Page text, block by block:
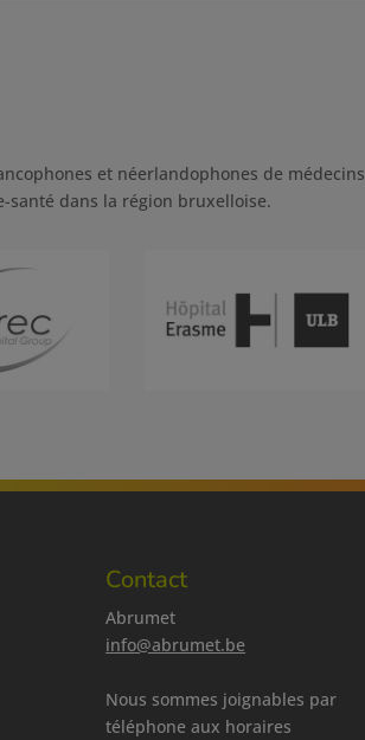
et néerlandophones de médecins
santé dans la région bruxelloise.
Contact
Abrumet
info@abrumet.be
Nous sommes joignables par
téléphone aux horaires